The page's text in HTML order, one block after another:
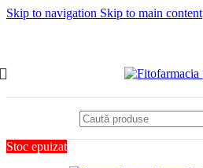
Skip to navigation Skip to main content
Stoc epuizat